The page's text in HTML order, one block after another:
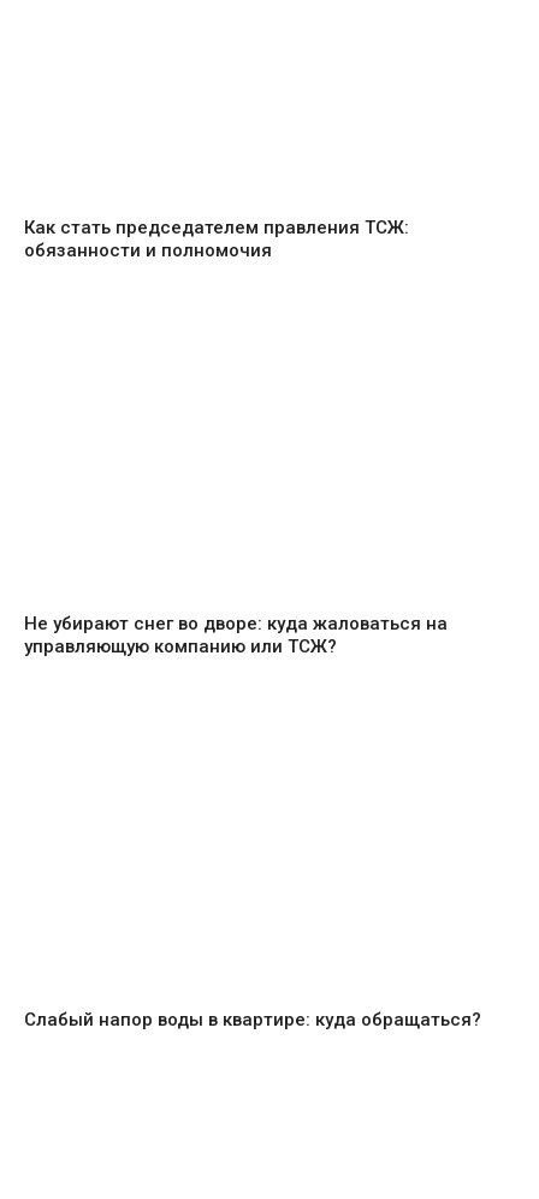
Как стать председателем правления ТСЖ:
обязанности и полномочия
Не убирают снег во дворе: куда жаловаться на
управляющую компанию или ТСЖ?
Слабый напор воды в квартире: куда обращаться?